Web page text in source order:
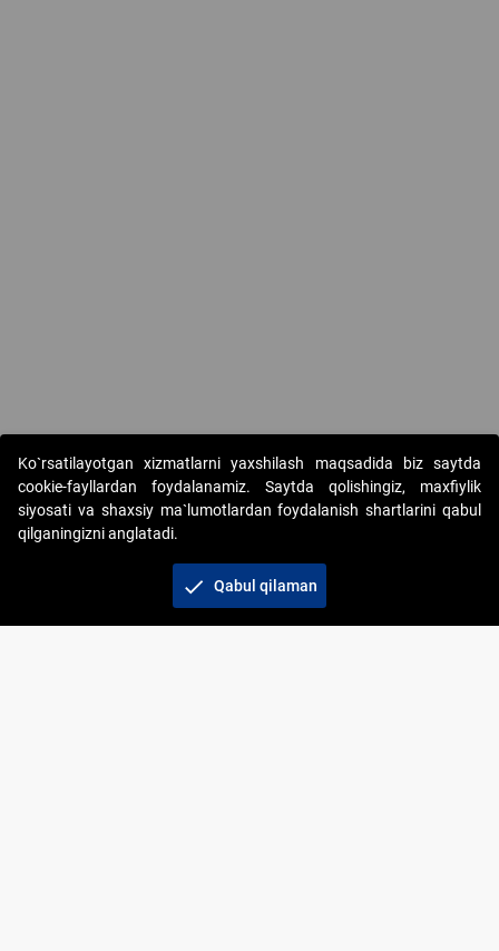
Copyright © 2017-2026. "Elektron onlayn-auksionlarni
tashkil etish" AJ. Barcha huquqlar himoyalangan
Ko`rsatilayotgan xizmatlarni yaxshilash maqsadida biz saytda
cookie-fayllardan foydalanamiz. Saytda qolishingiz, maxfiylik
siyosati va shaxsiy ma`lumotlardan foydalanish shartlarini qabul
qilganingizni anglatadi.
check Qabul qilaman